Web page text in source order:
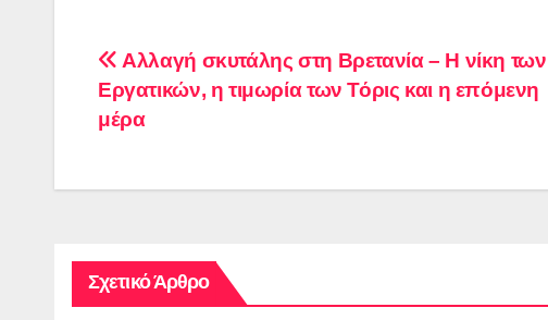
Πλοήγηση
άρθρων
Αλλαγή σκυτάλης στη Βρετανία – Η νίκη των
Εργατικών, η τιμωρία των Τόρις και η επόμενη
μέρα
Σχετικό Άρθρο